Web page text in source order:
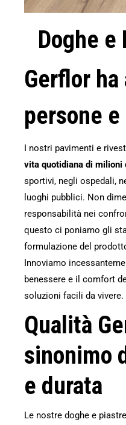
Doghe e
Gerflor
persone
I nostri pavimenti e
vita quotidiana di milioni
sportivi, negli ospedali,
luoghi pubblici. Non
responsabilità nei
questo ci poniamo gli
formulazione del
Innoviamo
benessere e il comfort
soluzioni facili da vivere.
Qualità
sinonimo
e durata
Le nostre doghe e